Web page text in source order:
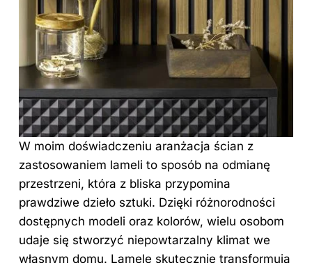
W moim doświadczeniu aranżacja ścian z
zastosowaniem lameli to sposób na odmianę
przestrzeni, która z bliska przypomina
prawdziwe dzieło sztuki. Dzięki różnorodności
dostępnych modeli oraz kolorów, wielu osobom
udaje się stworzyć niepowtarzalny klimat we
własnym domu. Lamele skutecznie transformują